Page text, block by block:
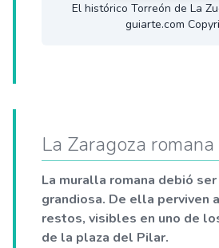
El histórico Torreón de La
guiarte.com
La Zaragoza romana
La muralla romana debió
grandiosa. De ella perviven
restos, visibles en uno de
de la plaza del Pilar.